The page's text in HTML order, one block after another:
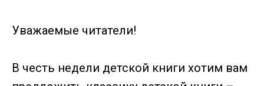
Уважаемые читатели!
В честь недели детской книги хотим вам